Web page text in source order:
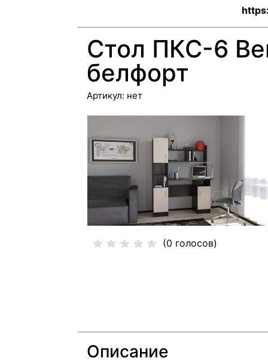
Стол ПКС-6
белфорт
Артикул: нет
(0 голосов)
Описание